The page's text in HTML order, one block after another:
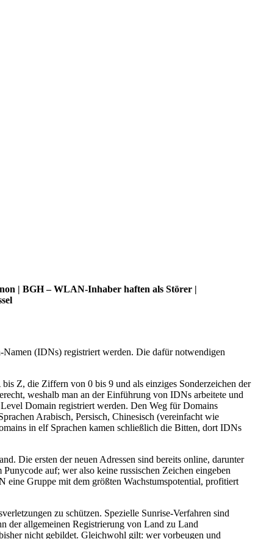
| BGH – WLAN-Inhaber haften als Störer |
(IDNs) registriert werden. Die dafür notwendigen
Z, die Ziffern von 0 bis 9 und als einziges Sonderzeichen der
weshalb man an der Einführung von IDNs arbeitete und
Domain registriert werden. Den Weg für Domains
Arabisch, Persisch, Chinesisch (vereinfacht wie
in elf Sprachen kamen schließlich die Bitten, dort IDNs
Die ersten der neuen Adressen sind bereits online, darunter
auf; wer also keine russischen Zeichen eingeben
Gruppe mit dem größten Wachstumspotential, profitiert
zu schützen. Spezielle Sunrise-Verfahren sind
der allgemeinen Registrierung von Land zu Land
nicht gebildet. Gleichwohl gilt: wer vorbeugen und